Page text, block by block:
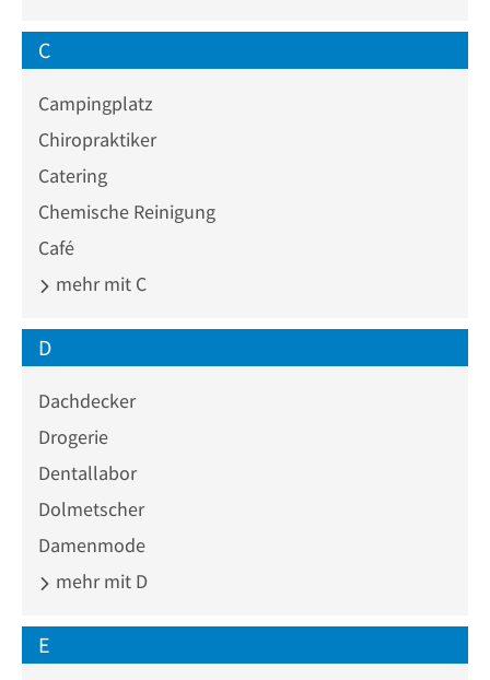
C
Campingplatz
Chiropraktiker
Catering
Chemische Reinigung
Café
mehr mit C
D
Dachdecker
Drogerie
Dentallabor
Dolmetscher
Damenmode
mehr mit D
E